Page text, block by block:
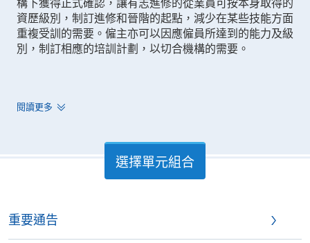
資歷級別，制訂進修和晉階的起點，減少在某些技能方面
重複受訓的需要。僱主亦可以因應僱員所達到的能力及級
別，制訂相應的培訓計劃，以切合機構的需要。
閱讀更多
選擇單元組合
重要通告